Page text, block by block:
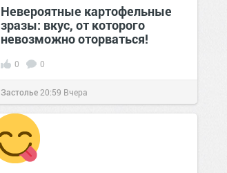
Невероятные картофельные
зразы: вкус, от которого
невозможно оторваться!
0 0
Застолье 20:59 Вчера